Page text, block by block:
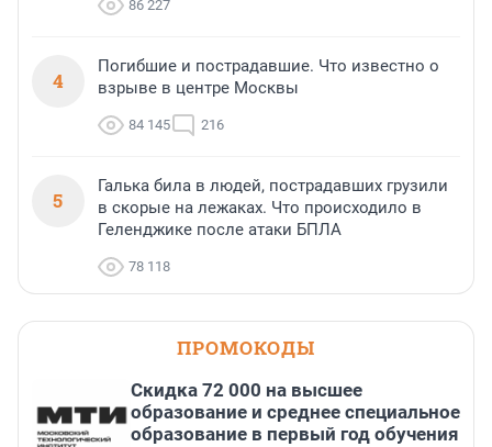
86 227
4
Погибшие и пострадавшие. Что известно о
взрыве в центре Москвы
84 145 216
5
Галька била в людей, пострадавших грузили
в скорые на лежаках. Что происходило в
Геленджике после атаки БПЛА
78 118
ПРОМОКОДЫ
Скидка 72 000 на высшее
образование и среднее специальное
образование в первый год обучения